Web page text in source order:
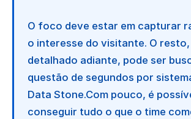
O foco deve estar em capturar
o interesse do visitante. O
detalhado adiante, pode ser
questão de segundos por
Data Stone.Com pouco, é
conseguir tudo o que o time